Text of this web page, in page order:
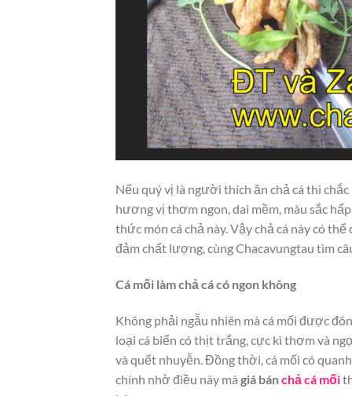
Nếu quý vị là người thích ăn chả cá thì
hương vị thơm ngon, dai mềm, màu sắc
thức món cá chả này. Vậy chả cá này có
đảm chất lượng, cùng Chacavungtau tìm
Cá mối làm chả cá có ngon không
Không phải ngẫu nhiên mà cá mối được
loại cá biển có thịt trắng, cực kì thơm và
và quết nhuyễn. Đồng thời, cá mối có
chính nhờ điều này mà giá bánchả cá mối